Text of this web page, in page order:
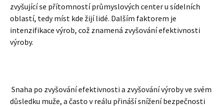
zvyšující se přítomností průmyslových center u sídelních
oblastí, tedy míst kde žijí lidé. Dalším faktorem je
intenzifikace výrob, což znamená zvyšování efektivnosti
výroby.
Snaha po zvyšování efektivnosti a zvyšování výroby ve svém
důsledku muže, a často v reálu přináší snížení bezpečnosti